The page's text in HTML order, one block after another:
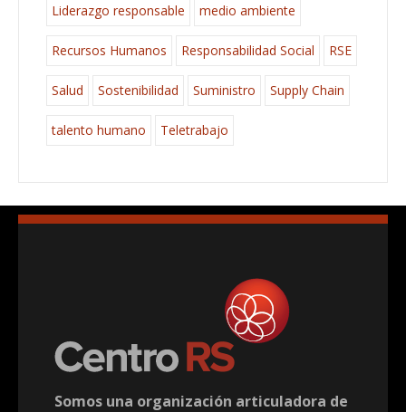
Liderazgo responsable medio ambiente
Recursos Humanos Responsabilidad Social RSE
Salud Sostenibilidad Suministro Supply Chain
talento humano Teletrabajo
Somos una organización articuladora de